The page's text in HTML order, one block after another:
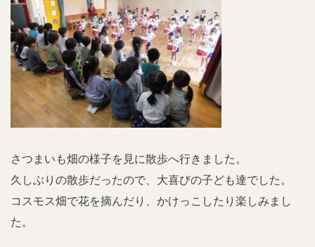
さつまいも畑の様子を見に散歩へ行きました。
久しぶりの散歩だったので、大喜びの子ども達でした。
コスモス畑で花を摘んだり、かけっこしたり楽しみまし
た。